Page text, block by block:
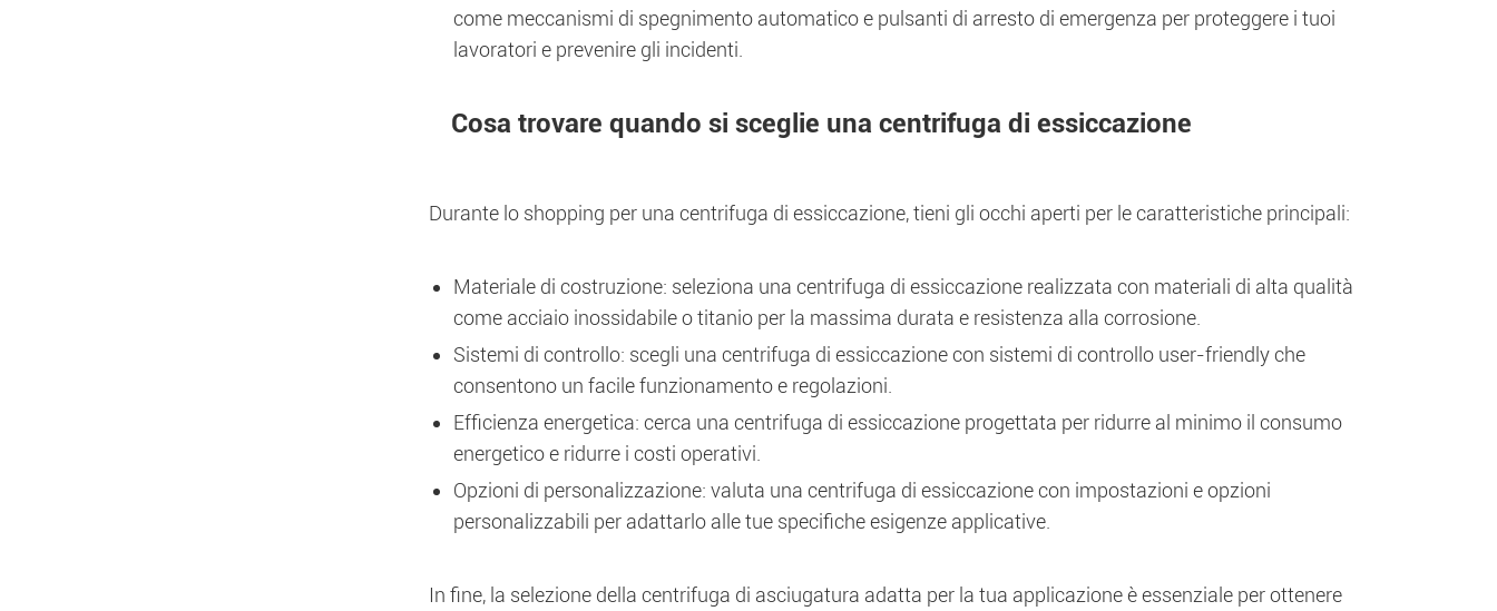
come meccanismi di spegnimento automatico e pulsanti di arresto di emergenza per proteggere i tuoi
lavoratori e prevenire gli incidenti.
Cosa trovare quando si sceglie una centrifuga di essiccazione
Durante lo shopping per una centrifuga di essiccazione, tieni gli occhi aperti per le caratteristiche principali:
Materiale di costruzione: seleziona una centrifuga di essiccazione realizzata con materiali di alta qualità
come acciaio inossidabile o titanio per la massima durata e resistenza alla corrosione.
Sistemi di controllo: scegli una centrifuga di essiccazione con sistemi di controllo user-friendly che
consentono un facile funzionamento e regolazioni.
Efficienza energetica: cerca una centrifuga di essiccazione progettata per ridurre al minimo il consumo
energetico e ridurre i costi operativi.
Opzioni di personalizzazione: valuta una centrifuga di essiccazione con impostazioni e opzioni
personalizzabili per adattarlo alle tue specifiche esigenze applicative.
In fine, la selezione della centrifuga di asciugatura adatta per la tua applicazione è essenziale per ottenere